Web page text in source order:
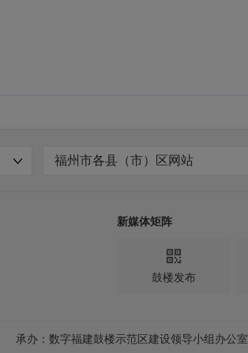
福州市各县（市）区网站
新媒体矩阵

鼓楼发布
承办：数字福建鼓楼示范区建设领导小组办公室